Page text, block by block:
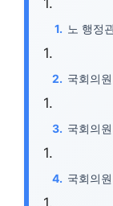
노 행정
국회의
국회의
국회의